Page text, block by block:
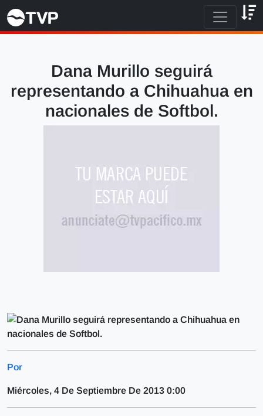
Dana Murillo seguirá
representando a Chihuahua en
nacionales de Softbol.
Por
Miércoles, 4 De Septiembre De 2013 0:00